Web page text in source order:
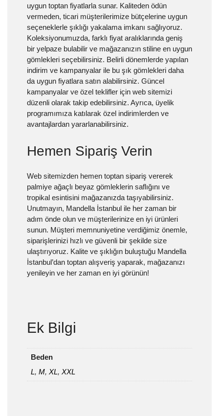
uygun toptan fiyatlarla sunar. Kaliteden ödün
vermeden, ticari müşterilerimize bütçelerine uygun
seçeneklerle şıklığı yakalama imkanı sağlıyoruz.
Koleksiyonumuzda, farklı fiyat aralıklarında geniş
bir yelpaze bulabilir ve mağazanızın stiline en uygun
gömlekleri seçebilirsiniz. Belirli dönemlerde yapılan
indirim ve kampanyalar ile bu şık gömlekleri daha
da uygun fiyatlara satın alabilirsiniz. Güncel
kampanyalar ve özel teklifler için web sitemizi
düzenli olarak takip edebilirsiniz. Ayrıca, üyelik
programımıza katılarak özel indirimlerden ve
avantajlardan yararlanabilirsiniz.
Hemen Sipariş Verin
Web sitemizden hemen toptan sipariş vererek
palmiye ağaçlı beyaz gömleklerin saflığını ve
tropikal esintisini mağazanızda taşıyabilirsiniz.
Unutmayın, Mandella İstanbul ile her zaman bir
adım önde olun ve müşterilerinize en iyi ürünleri
sunun. Müşteri memnuniyetine verdiğimiz önemle,
siparişlerinizi hızlı ve güvenli bir şekilde size
ulaştırıyoruz. Kalite ve şıklığın buluştuğu Mandella
İstanbul’dan toptan alışveriş yaparak, mağazanızı
yenileyin ve her zaman en iyi görünün!
Ek Bilgi
Beden
L, M, XL, XXL